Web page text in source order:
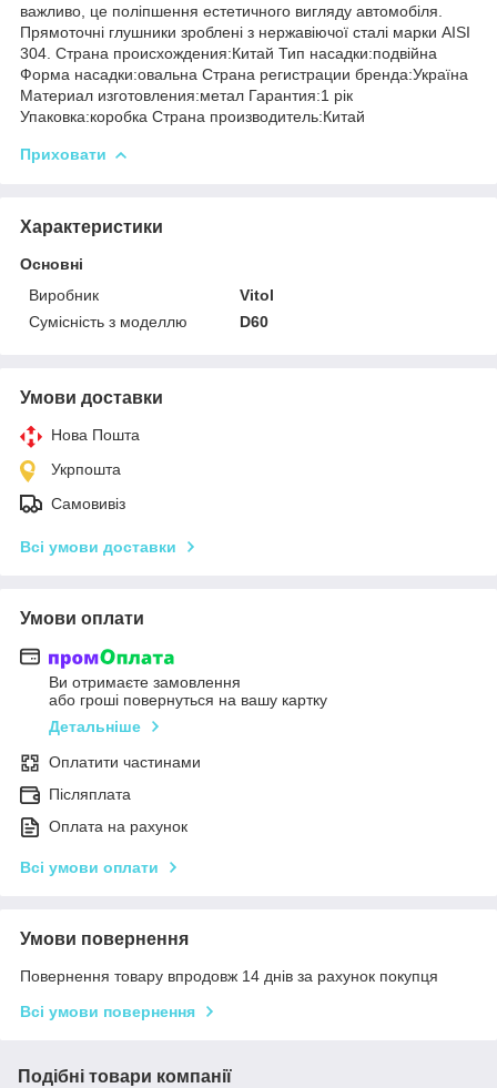
важливо, це поліпшення естетичного вигляду автомобіля.
Прямоточні глушники зроблені з нержавіючої сталі марки AISI
304. Страна происхождения:Китай Тип насадки:подвійна
Форма насадки:овальна Страна регистрации бренда:Україна
Материал изготовления:метал Гарантия:1 рік
Упаковка:коробка Страна производитель:Китай
Приховати
Характеристики
Основні
Виробник
Vitol
Сумісність з моделлю
D60
Умови доставки
Нова Пошта
Укрпошта
Самовивіз
Всі умови доставки
Умови оплати
Ви отримаєте замовлення
або гроші повернуться на вашу картку
Детальніше
Оплатити частинами
Післяплата
Оплата на рахунок
Всі умови оплати
Умови повернення
Повернення товару впродовж 14 днів за рахунок покупця
Всі умови повернення
Подібні товари компанії